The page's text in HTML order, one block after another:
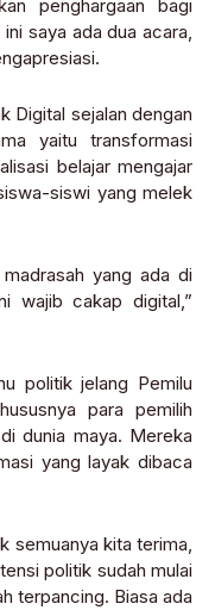
penghargaan bagi
saya ada dua acara,
Digital sejalan dengan
yaitu transformasi
belajar mengajar
siswi yang melek
yang ada di
wajib cakap digital,”
politik jelang Pemilu
para pemilih
dunia maya. Mereka
yang layak dibaca
semuanya kita terima,
politik sudah mulai
terpancing. Biasa ada